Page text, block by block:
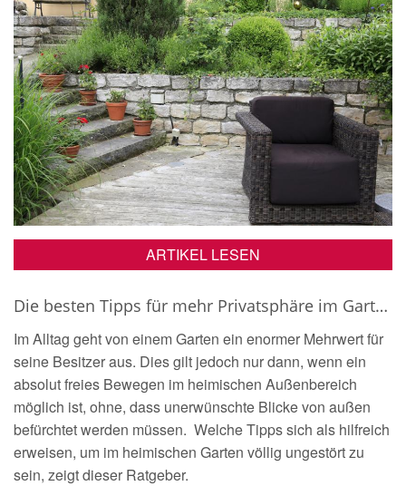
ARTIKEL LESEN
Die besten Tipps für mehr Privatsphäre im Garten!
Im Alltag geht von einem Garten ein enormer Mehrwert für
seine Besitzer aus. Dies gilt jedoch nur dann, wenn ein
absolut freies Bewegen im heimischen Außenbereich
möglich ist, ohne, dass unerwünschte Blicke von außen
befürchtet werden müssen. Welche Tipps sich als hilfreich
erweisen, um im heimischen Garten völlig ungestört zu
sein, zeigt dieser Ratgeber.